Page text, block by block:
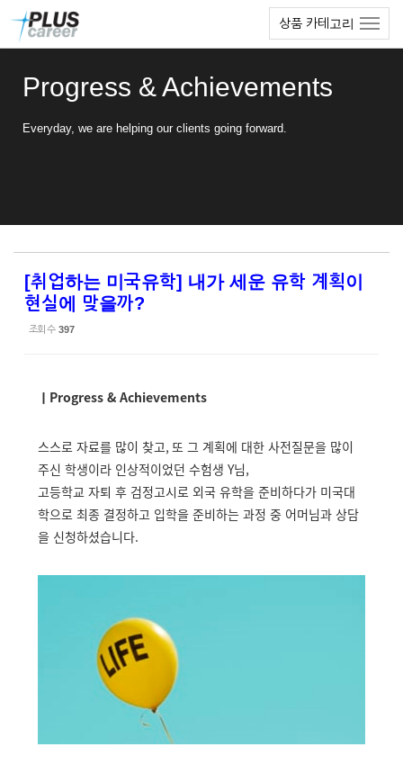
상품 카테고리
Progress & Achievements
Everyday, we are helping our clients going forward.
[취업하는 미국유학] 내가 세운 유학 계획이
현실에 맞을까?
조회 수 397
ㅣProgress & Achievements
스스로 자료를 많이 찾고, 또 그 계획에 대한 사전질문을 많이
주신 학생이라 인상적이었던 수험생 Y님,
고등학교 자퇴 후 검정고시로 외국 유학을 준비하다가 미국대
학으로 최종 결정하고 입학을 준비하는 과정 중 어머님과 상담
을 신청하셨습니다.